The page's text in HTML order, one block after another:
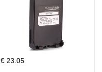
€ 23.05